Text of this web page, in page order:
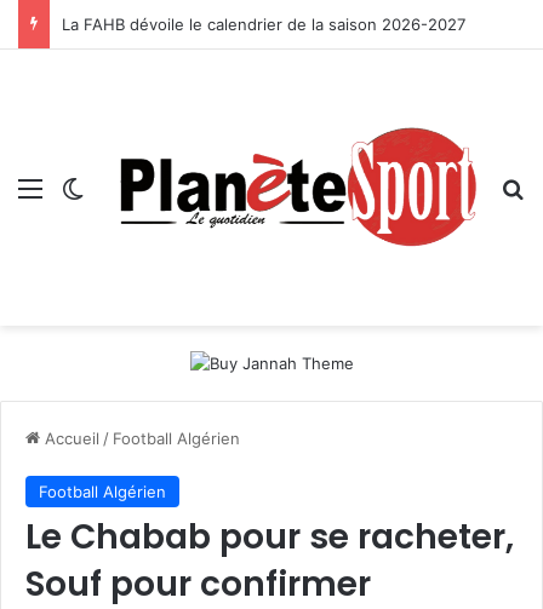
La FAHB dévoile le calendrier de la saison 2026-2027
Menu Switch skin
Accueil / Football Algérien
Football Algérien
Le Chabab pour se racheter,
Souf pour confirmer